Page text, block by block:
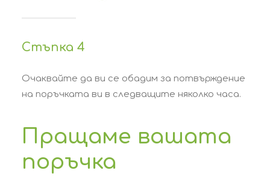
Стъпка 4
Очаквайте да ви се обадим за потвърждение
на поръчката ви в следващите няколко часа.
Пращаме вашата
поръчка